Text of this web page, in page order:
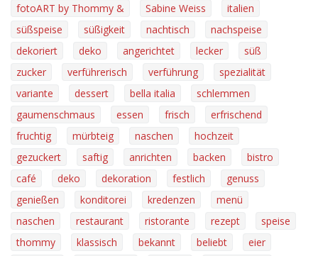
fotoART by Thommy &
Sabine Weiss
italien
süßspeise
süßigkeit nachtisch
nachspeise
dekoriert
deko angerichtet lecker
süß
zucker
verführerisch verführung
spezialität
variante
dessert bella italia
schlemmen
gaumenschmaus
essen frisch
erfrischend
fruchtig
mürbteig naschen
hochzeit
gezuckert
saftig anrichten backen
bistro
café
deko dekoration festlich
genuss
genießen
konditorei kredenzen
menü
naschen
restaurant ristorante rezept
speise
thommy
klassisch bekannt beliebt
eier